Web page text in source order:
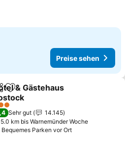
Preise sehen
Zu Favoriten hinzufügen
& Gästehaus
Sehr gut
14.145
5.0 km bis Warnemünder Woche
Bequemes Parken vor Ort